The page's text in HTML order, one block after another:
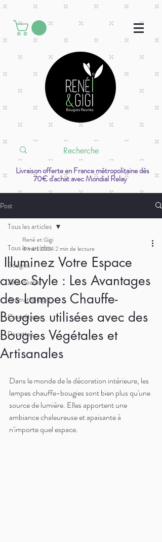
Livraison offerte en France métropolitaine dès
70€ d'achat avec Mondial Relay
Post
Tous les articles
Bougies
Zéro déchet
Aromathérapie
Cosmétique
Recettes
Tous les articles
Illuminez Votre Espace
avec Style : Les Avantages
des Lampes Chauffe-
Bougies utilisées avec des
Bougies Végétales et
Artisanales
René et Gigi
4 mars 20242 min de lecture
Dans le monde de la décoration intérieure, les
lampes chauffe-bougies sont bien plus qu'une
source de lumière. Elles apportent une
ambiance chaleureuse et apaisante à
n'importe quel espace.